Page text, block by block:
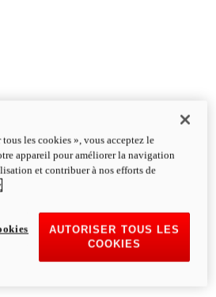
les cookies », vous acceptez le
appareil pour améliorer la navigation
et contribuer à nos efforts de
AUTORISER TOUS LES
COOKIES